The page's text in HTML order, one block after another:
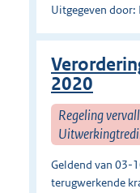
Uitgegeven
2020
Regeling
Geldend van
terugwerkende